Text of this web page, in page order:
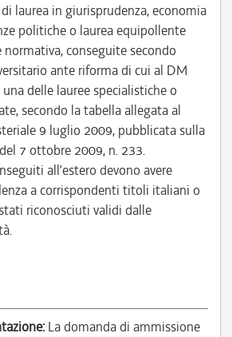
laurea in giurisprudenza, economia
politiche o laurea equipollente
normativa, conseguite secondo
ante riforma di cui al DM
delle lauree specialistiche o
secondo la tabella allegata al
9 luglio 2009, pubblicata sulla
7 ottobre 2009, n. 233.
all’estero devono avere
a corrispondenti titoli italiani o
riconosciuti validi dalle
La domanda di ammissione